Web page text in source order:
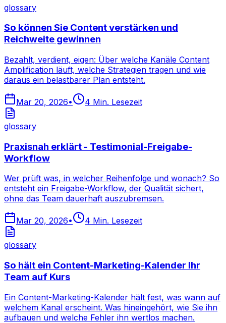
glossary
So können Sie Content verstärken und
Reichweite gewinnen
Bezahlt, verdient, eigen: Über welche Kanäle Content
Amplification läuft, welche Strategien tragen und wie
daraus ein belastbarer Plan entsteht.
Mar 20, 2026• 4 Min. Lesezeit
glossary
Praxisnah erklärt - Testimonial-Freigabe-
Workflow
Wer prüft was, in welcher Reihenfolge und wonach? So
entsteht ein Freigabe-Workflow, der Qualität sichert,
ohne das Team dauerhaft auszubremsen.
Mar 20, 2026• 4 Min. Lesezeit
glossary
So hält ein Content-Marketing-Kalender Ihr
Team auf Kurs
Ein Content-Marketing-Kalender hält fest, was wann auf
welchem Kanal erscheint. Was hineingehört, wie Sie ihn
aufbauen und welche Fehler ihn wertlos machen.